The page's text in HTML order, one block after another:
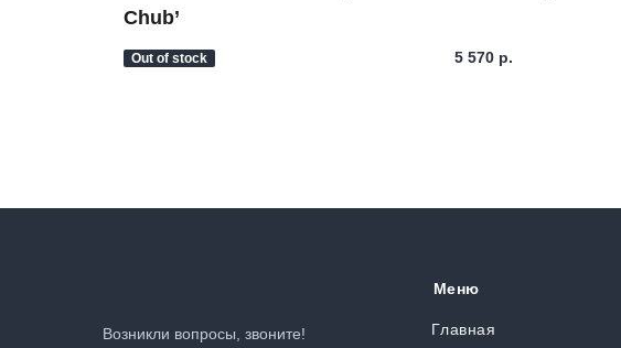
Chub’
Out of stock 5 570 р.
Возникли вопросы, звоните! Главная
Меню